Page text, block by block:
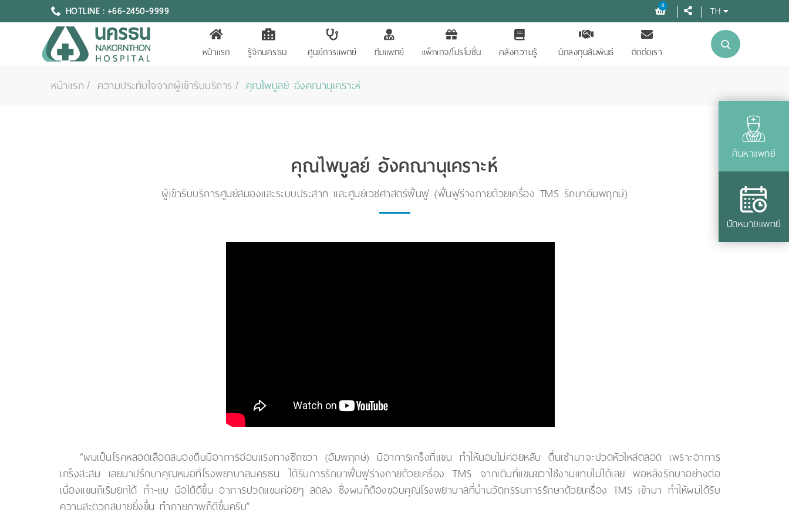
HOTLINE : +66-2450-9999 0 TH
หน้าแรก รู้จักนครธน ศูนย์การแพทย์ ทีมแพทย์ แพ็กเกจ/โปรโมชั่น คลังความรู้ นักลงทุนสัมพันธ์ ติดต่อเรา
ค้นหาแพทย์
นัดหมายแพทย์
หน้าแรก ความประทับใจจากผู้เข้ารับบริการ คุณไพบูลย์ อังคณานุเคราะห์
คุณไพบูลย์ อังคณานุเคราะห์
ผู้เข้ารับบริการศูนย์สมองและระบบประสาท และศูนย์เวชศาสตร์ฟื้นฟู (ฟื้นฟูร่างกายด้วยเครื่อง TMS รักษาอัมพฤกษ์)
“ผมเป็นโรคหลอดเลือดสมองตีบมีอาการอ่อนแรงทางซีกขวา (อัมพฤกษ์) มีอาการเกร็งที่แขน ทำให้นอนไม่ค่อยหลับ ตื่นเช้ามาจะปวดหัวไหล่ตลอด เพราะอาการ
เกร็งสะสม เลยมาปรึกษาคุณหมอที่โรงพยาบาลนครธน ได้รับการรักษาฟื้นฟูร่างกายด้วยเครื่อง TMS จากเดิมที่แขนขวาใช้งานแทบไม่ได้เลย พอหลังรักษาอย่างต่อ
เนื่องแขนก็เริ่มยกได้ กำ-แบ มือได้ดีขึ้น อาการปวดแขนค่อยๆ ลดลง ซึ่งผมก็ต้องขอบคุณโรงพยาบาลที่นำนวัตกรรมการรักษาด้วยเครื่อง TMS เข้ามา ทำให้ผมได้รับ
ความสะดวกสบายยิ่งขึ้น ทำกายภาพก็ดีขึ้นครับ”